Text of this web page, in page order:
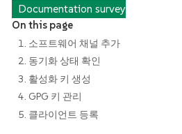
Documentation survey
On this page
1. 소프트웨어 채널 추가
2. 동기화 상태 확인
3. 활성화 키 생성
4. GPG 키 관리
5. 클라이언트 등록